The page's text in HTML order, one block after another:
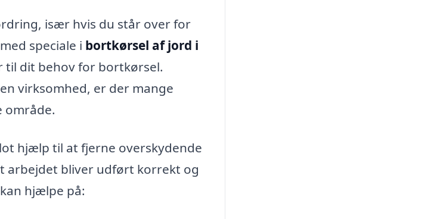
især hvis du står over for
speciale i bortkørsel af jord i
til dit behov for bortkørsel.
virksomhed, er der mange
område.
hjælp til at fjerne overskydende
arbejdet bliver udført korrekt og
hjælpe på: